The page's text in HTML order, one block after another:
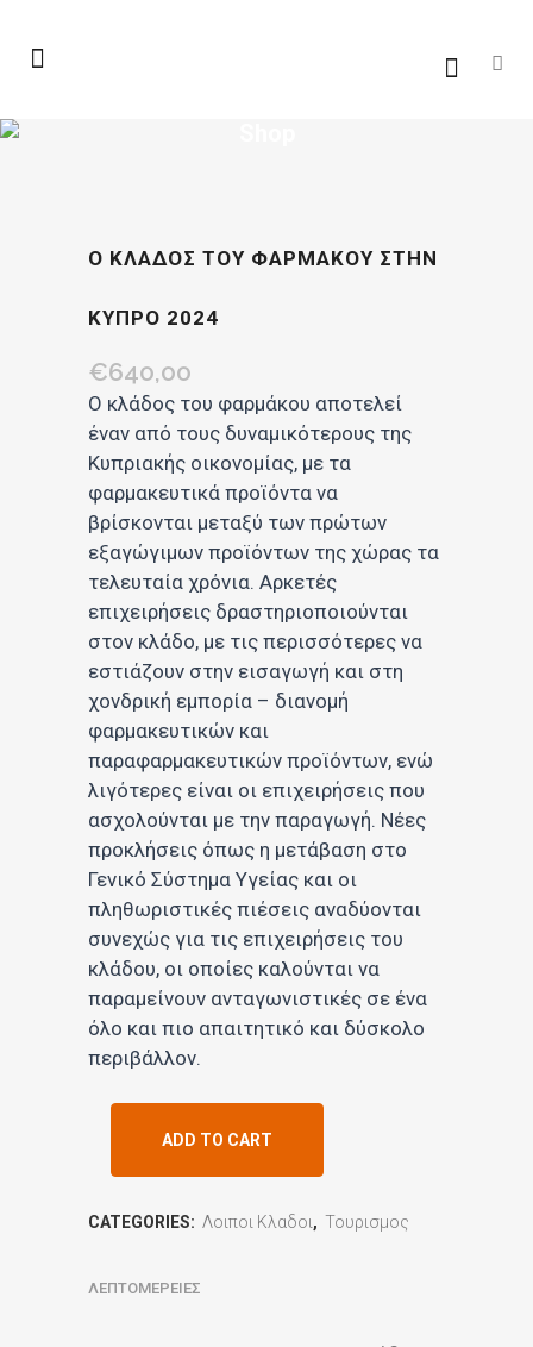
Ο ΚΛΑΔΟΣ ΤΟΥ ΦΑΡΜΑΚΟΥ ΣΤΗΝ
ΚΥΠΡΟ 2024
€640,00
Ο κλάδος του φαρμάκου αποτελεί
έναν από τους δυναμικότερους της
Κυπριακής οικονομίας, με τα
φαρμακευτικά προϊόντα να
βρίσκονται μεταξύ των πρώτων
εξαγώγιμων προϊόντων της χώρας τα
τελευταία χρόνια. Αρκετές
επιχειρήσεις δραστηριοποιούνται
στον κλάδο, με τις περισσότερες να
εστιάζουν στην εισαγωγή και στη
χονδρική εμπορία – διανομή
φαρμακευτικών και
παραφαρμακευτικών προϊόντων, ενώ
λιγότερες είναι οι επιχειρήσεις που
ασχολούνται με την παραγωγή. Νέες
προκλήσεις όπως η μετάβαση στο
Γενικό Σύστημα Υγείας και οι
πληθωριστικές πιέσεις αναδύονται
συνεχώς για τις επιχειρήσεις του
κλάδου, οι οποίες καλούνται να
παραμείνουν ανταγωνιστικές σε ένα
όλο και πιο απαιτητικό και δύσκολο
περιβάλλον.
ADD TO CART
CATEGORIES: Λοιποι Κλαδοι, Τουρισμος
ΛΕΠΤΟΜΕΡΕΙΕΣ